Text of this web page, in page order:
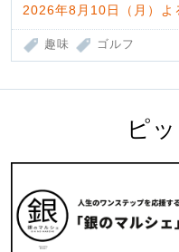
2026年8月10日（月）
趣味 ゴルフ
ピ